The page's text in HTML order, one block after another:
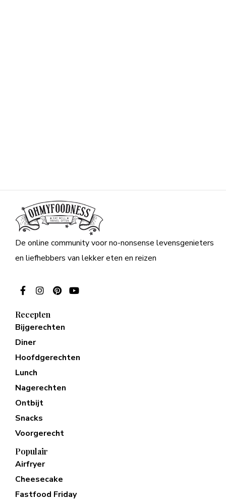
De online community voor no-nonsense levensgenieters
en liefhebbers van lekker eten en reizen
Recepten
Bijgerechten
Diner
Hoofdgerechten
Lunch
Nagerechten
Ontbijt
Snacks
Voorgerecht
Populair
Airfryer
Cheesecake
Fastfood Friday